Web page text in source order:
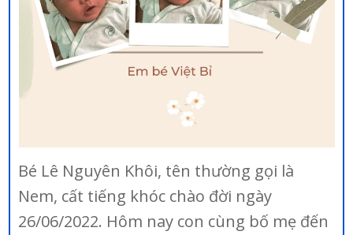
Bé Lê Nguyên Khôi, tên thường gọi là
Nem, cất tiếng khóc chào đời ngày
26/06/2022. Hôm nay con cùng bố mẹ đến